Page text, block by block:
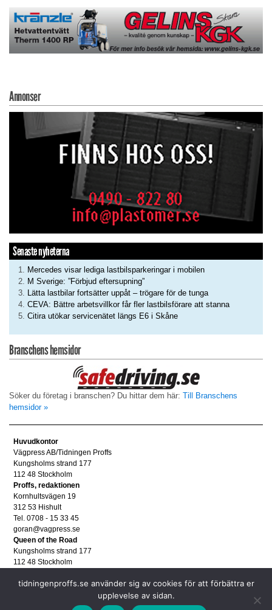
Annonser
Senaste nyheterna
Mercedes visar lediga lastbilsparkeringar i mobilen
M Sverige: ”Förbjud eftersupning”
Lätta lastbilar fortsätter uppåt – trögare för de tunga
CEVA: Bättre arbetsvillkor får fler lastbilsförare att stanna
Citira utökar servicenätet längs E6 i Skåne
Branschens hemsidor
Söker du företag i branschen? Du hittar dem här: Till Branschens
hemsidor »
Huvudkontor
Vägpress AB/Tidningen Proffs
Kungsholms strand 177
112 48 Stockholm
Proffs, redaktionen
Kornhultsvägen 19
312 53 Hishult
Tel. 0708 - 15 33 45
goran@vagpress.se
Queen of the Road
Kungsholms strand 177
112 48 Stockholm
Tel. 08 - 653 83 80
tidningenproffs.se använder sig av cookies för att förbättra er
upplevelse av sidan.